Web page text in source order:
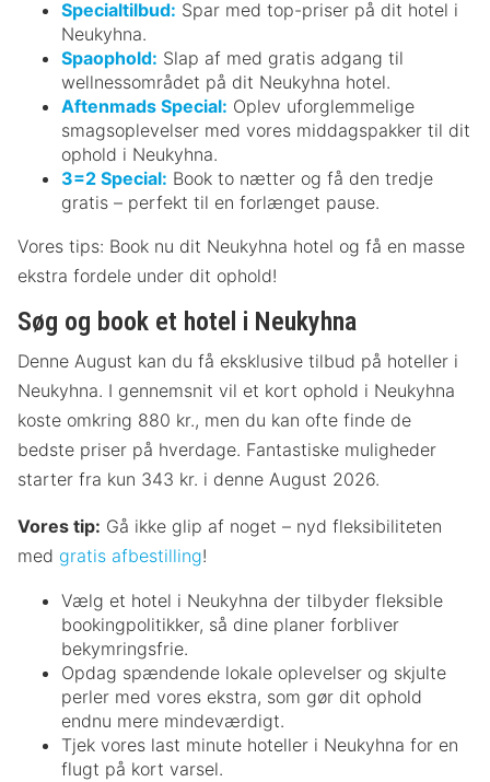
Specialtilbud: Spar med top-priser på dit hotel i
Neukyhna.
Spaophold: Slap af med gratis adgang til
wellnessområdet på dit Neukyhna hotel.
Aftenmads Special: Oplev uforglemmelige
smagsoplevelser med vores middagspakker til dit
ophold i Neukyhna.
3=2 Special: Book to nætter og få den tredje
gratis – perfekt til en forlænget pause.
Vores tips: Book nu dit Neukyhna hotel og få en masse
ekstra fordele under dit ophold!
Søg og book et hotel i Neukyhna
Denne August kan du få eksklusive tilbud på hoteller i
Neukyhna. I gennemsnit vil et kort ophold i Neukyhna
koste omkring 880 kr., men du kan ofte finde de
bedste priser på hverdage. Fantastiske muligheder
starter fra kun 343 kr. i denne August 2026.
Vores tip: Gå ikke glip af noget – nyd fleksibiliteten
med gratis afbestilling!
Vælg et hotel i Neukyhna der tilbyder fleksible
bookingpolitikker, så dine planer forbliver
bekymringsfrie.
Opdag spændende lokale oplevelser og skjulte
perler med vores ekstra, som gør dit ophold
endnu mere mindeværdigt.
Tjek vores last minute hoteller i Neukyhna for en
flugt på kort varsel.